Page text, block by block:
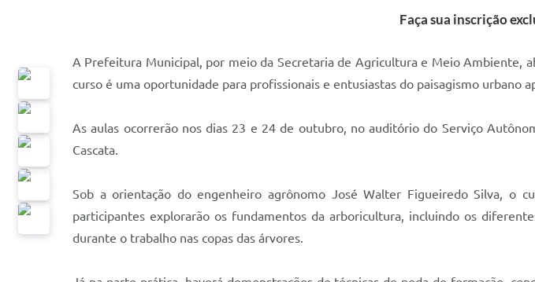
Faça sua inscrição
A Prefeitura Municipal, por meio da Secretaria de Agricultura e Meio Ambiente,
curso é uma oportunidade para profissionais e entusiastas do paisagismo urbano
As aulas ocorrerão nos dias 23 e 24 de outubro, no auditório do Serviço
Cascata.
Sob a orientação do engenheiro agrônomo José Walter Figueiredo Silva, o
participantes explorarão os fundamentos da arboricultura, incluindo os
durante o trabalho nas copas das árvores.